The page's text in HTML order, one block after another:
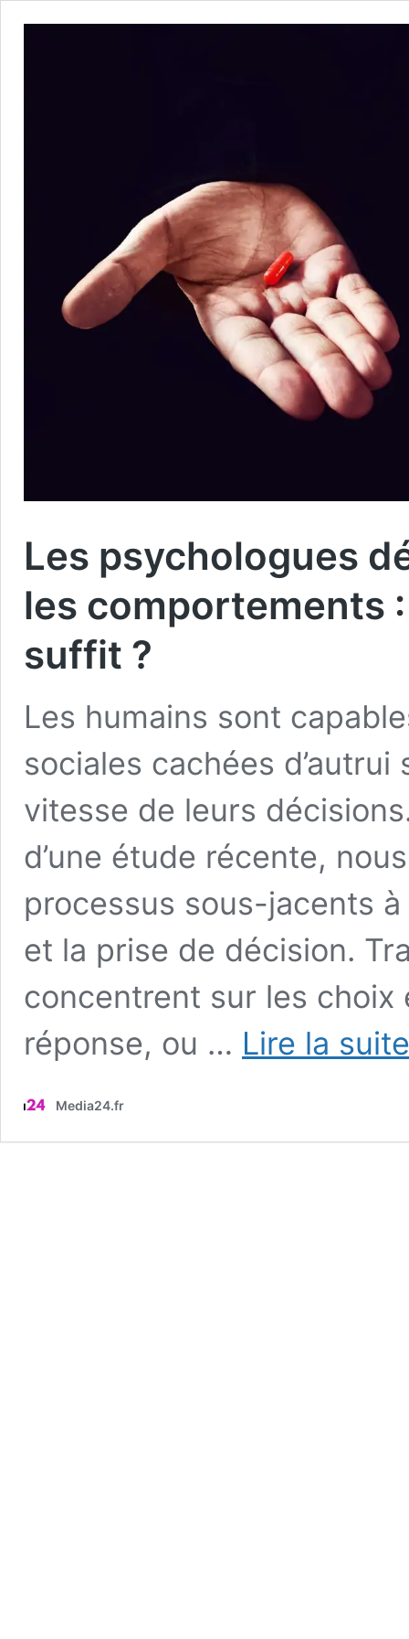
Les psychologues
les comportements
suffit ?
Les humains sont
sociales cachées
vitesse de leurs
d’une étude récente,
processus sous-jacents
et la prise de décision.
concentrent sur les
réponse, ou … Lire la
Media24.fr